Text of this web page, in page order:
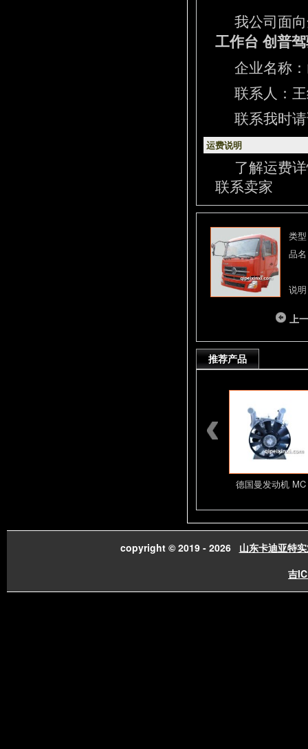
我公司面
工作台 创普
企业名称
联系人：
联系我时
运费说明
了解运费
联系卖家
类
品
说
上
推荐产品
德国曼发动机 MC
copyright © 2019 - 2026 山东卡迪亚特
吉